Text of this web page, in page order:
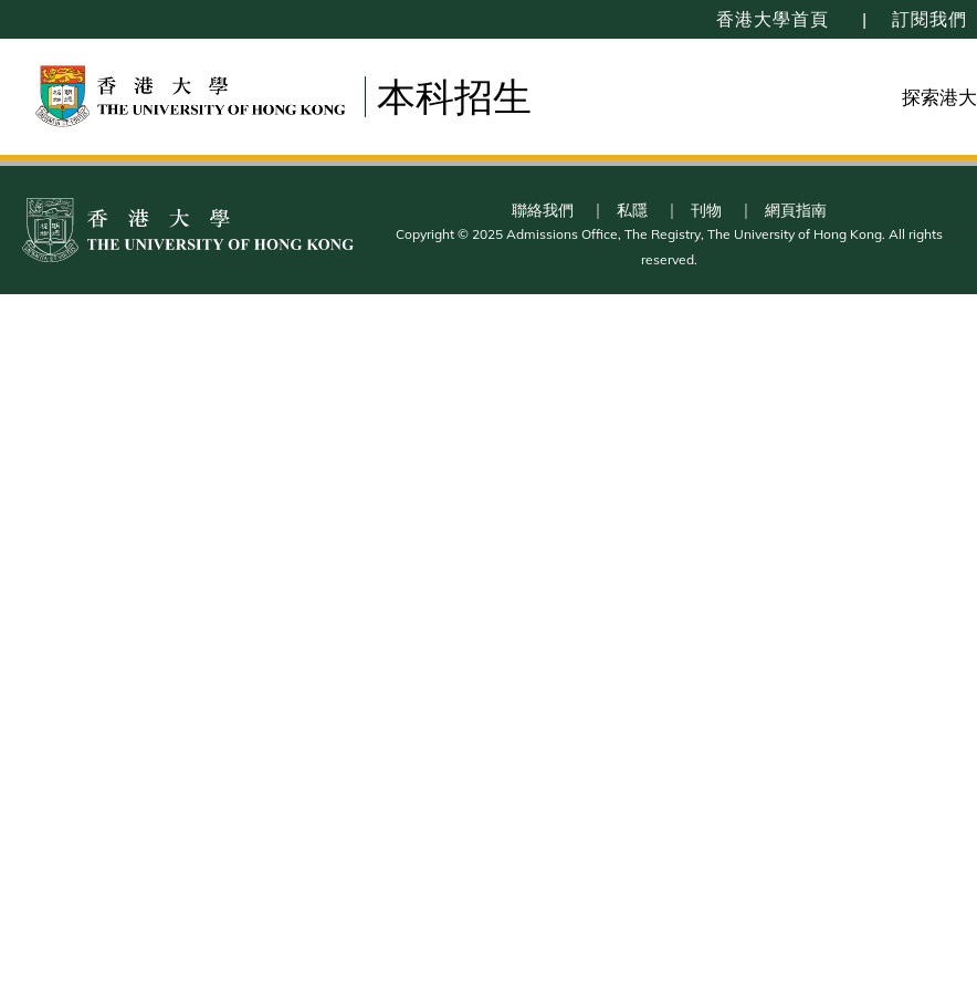
to
main
content
香港大學首頁 訂閱我們
本科招生 探索港大
聯絡我們 私隱 刊物 網頁指南
Copyright © 2025 Admissions Office, The Registry, The University of Hong Kong. All rights
reserved.